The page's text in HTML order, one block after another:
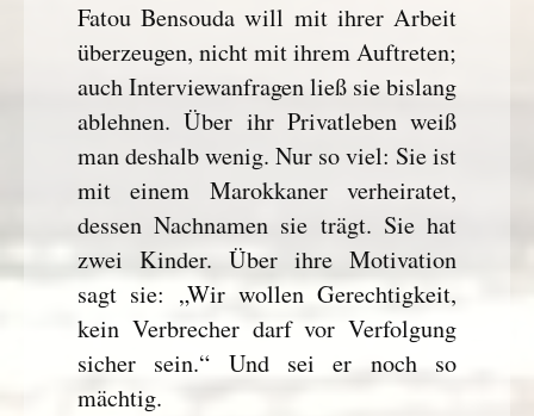
Fatou Bensouda will mit ihrer Arbeit
überzeugen, nicht mit ihrem Auftreten;
auch Interviewanfragen ließ sie bislang
ablehnen. Über ihr Privatleben weiß
man deshalb wenig. Nur so viel: Sie ist
mit einem Marokkaner verheiratet,
dessen Nachnamen sie trägt. Sie hat
zwei Kinder. Über ihre Motivation
sagt sie: „Wir wollen Gerechtigkeit,
kein Verbrecher darf vor Verfolgung
sicher sein.“ Und sei er noch so
mächtig.